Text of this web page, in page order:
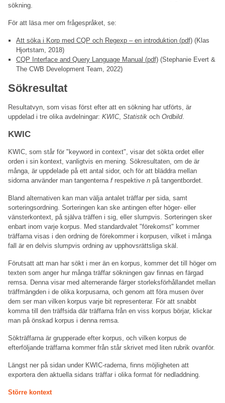
sökning.
För att läsa mer om frågespråket, se:
Att söka i Korp med CQP och Regexp – en introduktion (pdf) (Klas
Hjortstam, 2018)
CQP Interface and Query Language Manual (pdf) (Stephanie Evert &
The CWB Development Team, 2022)
Sökresultat
Resultatvyn, som visas först efter att en sökning har utförts, är
uppdelad i tre olika avdelningar: KWIC, Statistik och Ordbild.
KWIC
KWIC, som står för "keyword in context", visar det sökta ordet eller
orden i sin kontext, vanligtvis en mening. Sökresultaten, om de är
många, är uppdelade på ett antal sidor, och för att bläddra mellan
sidorna använder man tangenterna frespektive n på tangentbordet.
Bland alternativen kan man välja antalet träffar per sida, samt
sorteringsordning. Sorteringen kan ske antingen efter höger- eller
vänsterkontext, på själva träffen i sig, eller slumpvis. Sorteringen sker
enbart inom varje korpus. Med standardvalet "förekomst" kommer
träffarna visas i den ordning de förekommer i korpusen, vilket i många
fall är en delvis slumpvis ordning av upphovsrättsliga skäl.
Förutsatt att man har sökt i mer än en korpus, kommer det till höger om
texten som anger hur många träffar sökningen gav finnas en färgad
remsa. Denna visar med alternerande färger storleksförhållandet mellan
träffmängden i de olika korpusarna, och genom att föra musen över
dem ser man vilken korpus varje bit representerar. För att snabbt
komma till den träffsida där träffarna från en viss korpus börjar, klickar
man på önskad korpus i denna remsa.
Sökträffarna är grupperade efter korpus, och vilken korpus de
efterföljande träffarna kommer från står skrivet med liten rubrik ovanför.
Längst ner på sidan under KWIC-raderna, finns möjligheten att
exportera den aktuella sidans träffar i olika format för nedladdning.
Större kontext